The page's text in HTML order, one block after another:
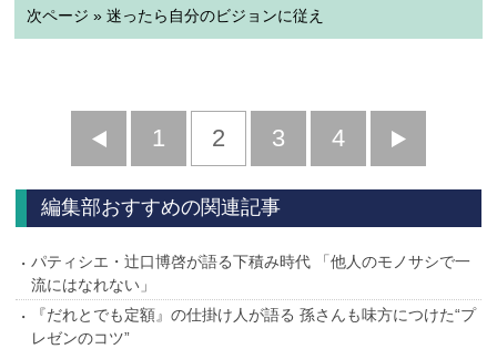
次ページ » 迷ったら自分のビジョンに従え
前
へ
1 2 3 4
へ
編集部おすすめの関連記事
パティシエ・辻口博啓が語る下積み時代 「他人のモノサシで一
流にはなれない」
『だれとでも定額』の仕掛け人が語る 孫さんも味方につけた“プ
レゼンのコツ”